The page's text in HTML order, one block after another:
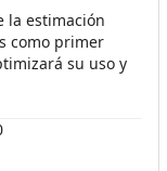
la estimación
como primer
su uso y